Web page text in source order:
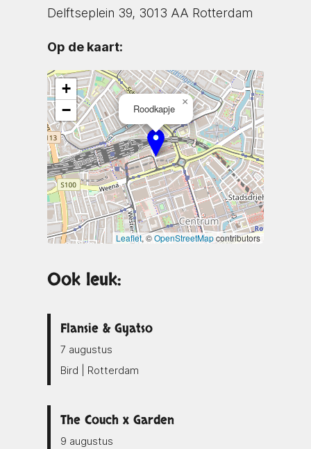
Delftseplein 39, 3013 AA Rotterdam
Op de kaart:
Roodkapje
×
+
−
Leaflet, ©OpenStreetMapcontributors
Ook leuk:
Flansie & Gyatso
7 augustus
Bird | Rotterdam
The Couch x Garden
9 augustus